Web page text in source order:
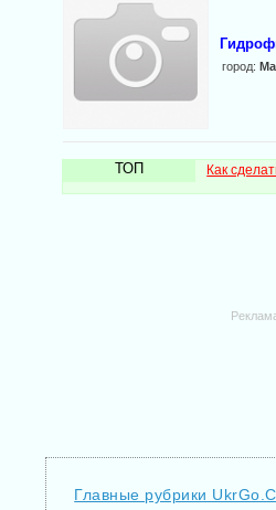
город:
ТОП Как
Главные рубрики